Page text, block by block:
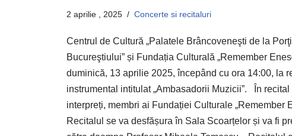
2 aprilie , 2025 Concerte si recitaluri
Centrul de Cultură „Palatele Brâncoveneşti de la
Bucureştiului” și Fundația Culturală „Remember
duminică, 13 aprilie 2025, începând cu ora 14:00, la
instrumental intitulat „Ambasadorii Muzicii”. În recital
interpreți, membri ai Fundației Culturale „Remember
Recitalul se va desfășura în Sala Scoarțelor și va fi